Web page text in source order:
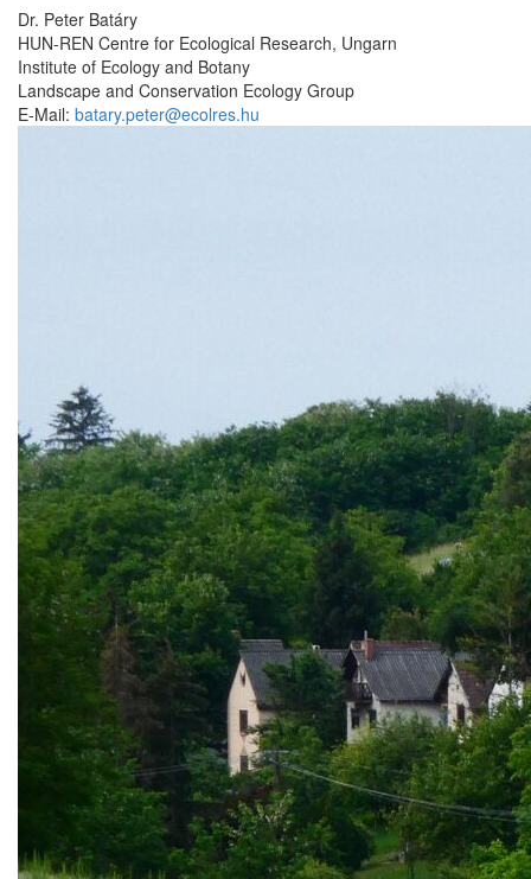
Dr. Peter Batáry
HUN-REN Centre for Ecological Research, Ungarn
Institute of Ecology and Botany
Landscape and Conservation Ecology Group
E-Mail: batary.peter@ecolres.hu